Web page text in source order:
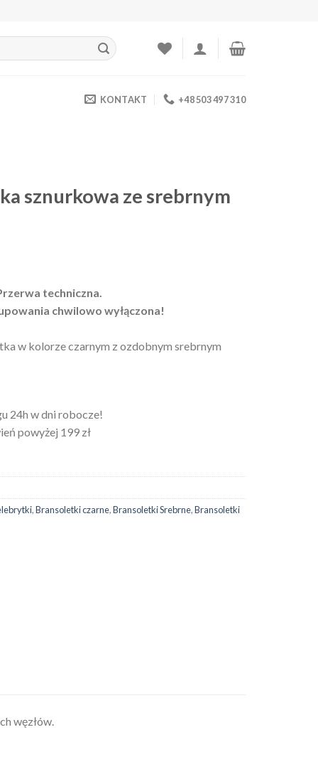
KONTAKT +48 503 497 310
sznurkowa ze srebrnym
techniczna.
chwilowo wyłączona!
w kolorze czarnym z ozdobnym srebrnym
24h w dni robocze!
powyżej 199 zł
,Bransoletki czarne,Bransoletki Srebrne,Bransoletki
węzłów.